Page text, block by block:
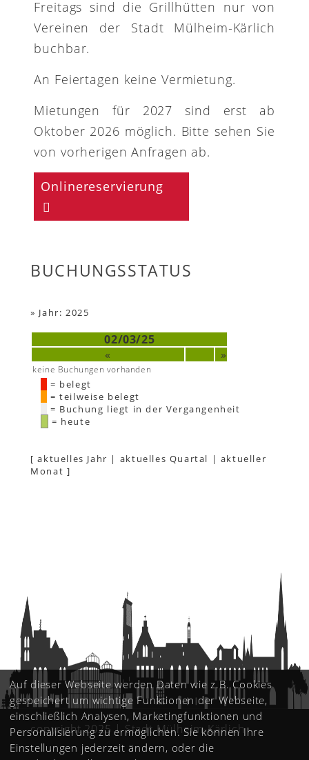
Freitags sind die Grillhütten nur von
Vereinen der Stadt Mülheim-Kärlich
buchbar.
An Feiertagen keine Vermietung.
Mietungen für 2027 sind erst ab
Oktober 2026 möglich. Bitte sehen Sie
von vorherigen Anfragen ab.
Onlinereservierung
BUCHUNGSSTATUS
» Jahr: 2025
02/03/25
«
»
keine Buchungen vorhanden
= belegt
= teilweise belegt
= Buchung liegt in der Vergangenheit
= heute
[aktuelles Jahr | aktuelles Quartal | aktueller
Monat ]
copyright 2025 | Stadt Mülheim-Kärlich
Auf dieser Webseite werden Daten wie z.B. Cookies
gespeichert um wichtige Funktionen der Webseite,
einschließlich Analysen, Marketingfunktionen und
Personalisierung zu ermöglichen. Sie können Ihre
Einstellungen jederzeit ändern, oder die